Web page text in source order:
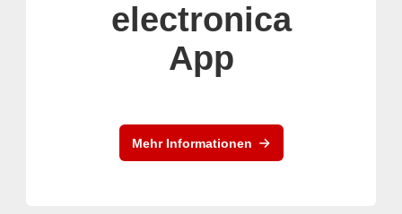
electronica
App
Mehr Informationen